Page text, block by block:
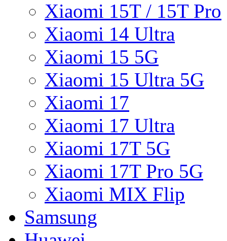
Xiaomi 15T / 15T Pro
Xiaomi 14 Ultra
Xiaomi 15 5G
Xiaomi 15 Ultra 5G
Xiaomi 17
Xiaomi 17 Ultra
Xiaomi 17T 5G
Xiaomi 17T Pro 5G
Xiaomi MIX Flip
Samsung